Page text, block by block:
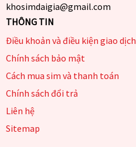
khosimdaigia@gmail.com
THÔNG TIN
Điều khoản và điều kiện giao dịch
Chính sách bảo mật
Cách mua sim và thanh toán
Chính sách đổi trả
Liên hệ
Sitemap